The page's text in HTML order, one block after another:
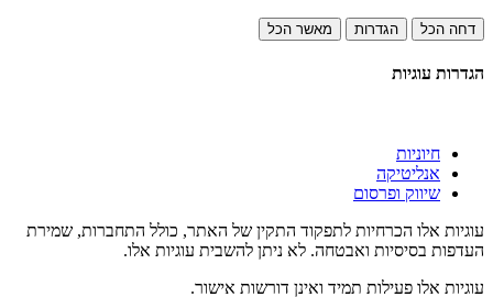
דחה הכל הגדרות מאשר הכל
הגדרות עוגיות
חיוניות
אנליטיקה
שיווק ופרסום
עוגיות אלו הכרחיות לתפקוד התקין של האתר, כולל התחברות, שמירת
העדפות בסיסיות ואבטחה. לא ניתן להשבית עוגיות אלו.
עוגיות אלו פעילות תמיד ואינן דורשות אישור.